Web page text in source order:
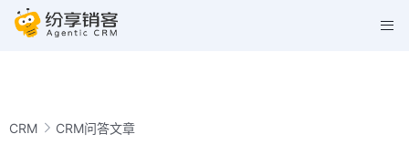
CRM CRM问答文章